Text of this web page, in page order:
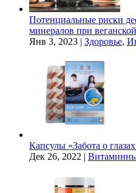
Потенциальные риски
минералов при
Янв 3, 2023 | Здоровье,
Капсулы «Забота о
Дек 26, 2022 |